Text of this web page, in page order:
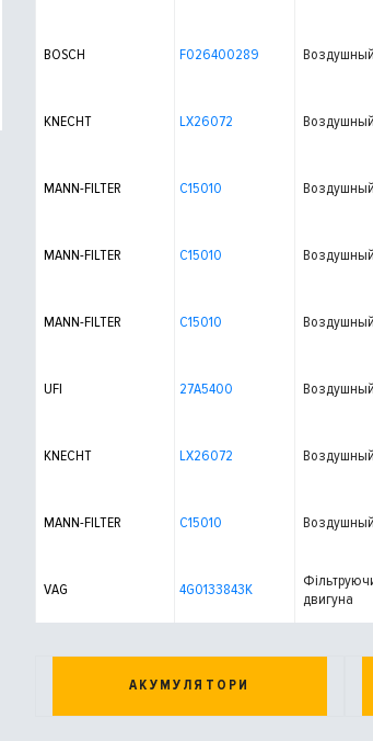
BOSCH F026400289
KNECHT LX26072
MANN-FILTER C15010
MANN-FILTER C15010
MANN-FILTER C15010
UFI 27A5400
KNECHT LX26072
MANN-FILTER C15010
VAG 4G0133843K
двигуна
АКУМУЛЯТОРИ